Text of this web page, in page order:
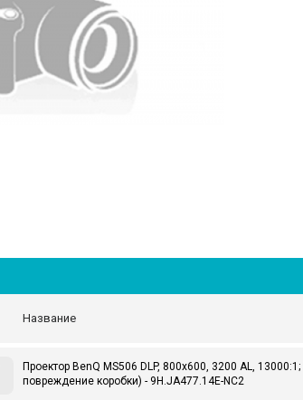
Название
Проектор BenQ MS506 DLP, 800x600, 3200 AL,
повреждение коробки) - 9H.JA477.14E-NC2